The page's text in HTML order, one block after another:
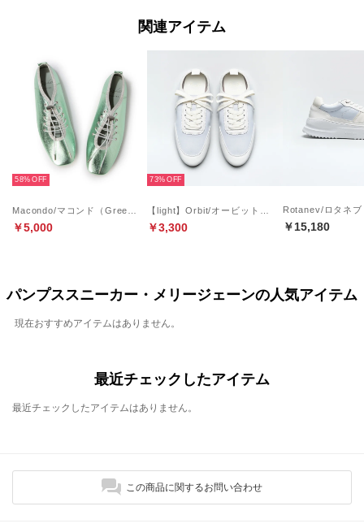
関連アイテム
58%
￥5,000
73%
￥3,300 ￥15,180
パンプススニーカー・メリージェーンの人気アイテム
現在おすすめアイテムはありません。
最近チェックしたアイテム
最近チェックしたアイテムはありません。
この商品に関するお問い合わせ